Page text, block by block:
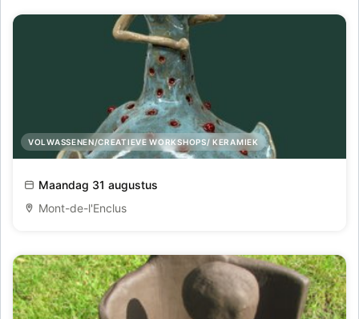
VOLWASSENEN/CREATIEVE WORKSHOPS/ KERAMIEK
Zomerse Boetseerdagen
Maandag 31 augustus
Mont-de-l'Enclus